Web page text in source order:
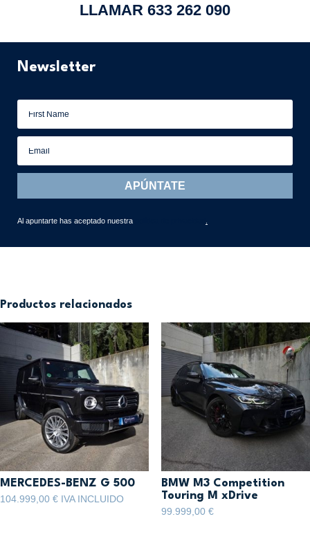
LLAMAR 633 262 090
Newsletter
APÚNTATE
Al apuntarte has aceptado nuestra
Productos relacionados
MERCEDES-BENZ G 500
104.999,00 € IVA INCLUIDO
BMW M3 Competition
Touring M xDrive
99.999,00 €